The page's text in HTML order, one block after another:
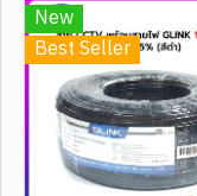
New
Best Seller